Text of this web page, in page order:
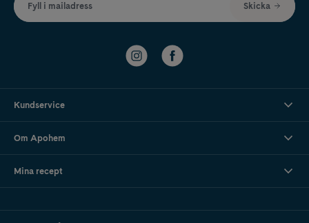
Fyll i mailadress Skicka
Kundservice
Om Apohem
Mina recept